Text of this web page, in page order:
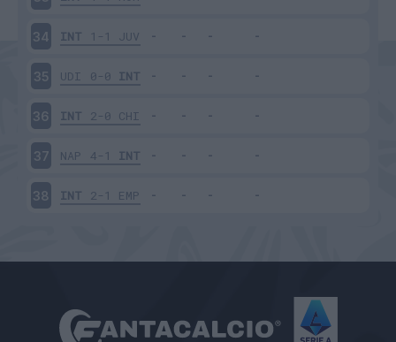
34 INT 1-1 JUV
35 UDI 0-0 INT
36 INT 2-0 CHI
37 NAP 4-1 INT
38 INT 2-1 EMP